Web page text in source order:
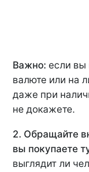
Важно: если вы
валюте или на
даже при
не докажете.
2. Обращайте
вы покупаете
выглядит ли